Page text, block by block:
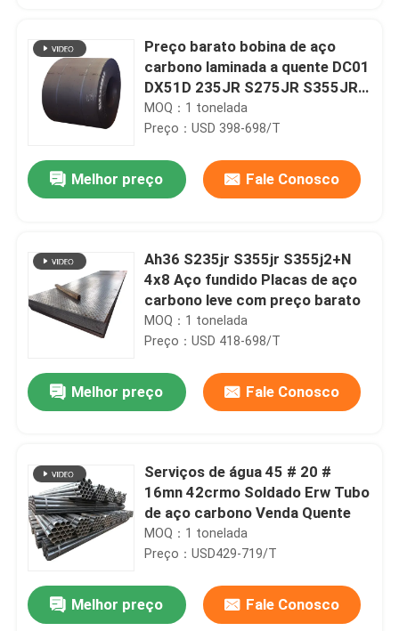
Preço barato bobina de aço
carbono laminada a quente DC01
DX51D 235JR S275JR S355JR
A36 bobina de aço leve de 5 mm
MOQ：1 tonelada
Preço：USD 398-698/T
Melhor preço Fale Conosco
Ah36 S235jr S355jr S355j2+N
4x8 Aço fundido Placas de aço
carbono leve com preço barato
MOQ：1 tonelada
Preço：USD 418-698/T
Melhor preço Fale Conosco
Serviços de água 45 # 20 #
16mn 42crmo Soldado Erw Tubo
de aço carbono Venda Quente
MOQ：1 tonelada
Preço：USD429-719/T
Melhor preço Fale Conosco